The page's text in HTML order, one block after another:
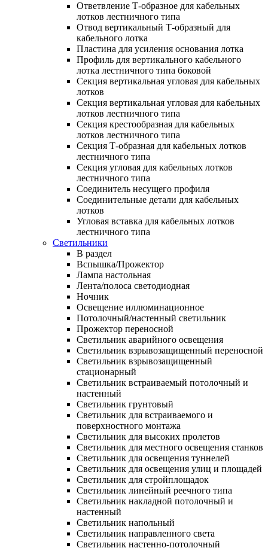
Ответвление Т-образное для кабельных
лотков лестничного типа
Отвод вертикальный Т-образный для
кабельного лотка
Пластина для усиления основания лотка
Профиль для вертикального кабельного
лотка лестничного типа боковой
Секция вертикальная угловая для кабельных
лотков
Секция вертикальная угловая для кабельных
лотков лестничного типа
Секция крестообразная для кабельных
лотков лестничного типа
Секция Т-образная для кабельных лотков
лестничного типа
Секция угловая для кабельных лотков
лестничного типа
Соединитель несущего профиля
Соединительные детали для кабельных
лотков
Угловая вставка для кабельных лотков
лестничного типа
Светильники
В раздел
Вспышка/Прожектор
Лампа настольная
Лента/полоса светодиодная
Ночник
Освещение иллюминационное
Потолочный/настенный светильник
Прожектор переносной
Светильник аварийного освещения
Светильник взрывозащищенный переносной
Светильник взрывозащищенный
стационарный
Светильник встраиваемый потолочный и
настенный
Светильник грунтовый
Светильник для встраиваемого и
поверхностного монтажа
Светильник для высоких пролетов
Светильник для местного освещения станков
Светильник для освещения туннелей
Светильник для освещения улиц и площадей
Светильник для стройплощадок
Светильник линейный реечного типа
Светильник накладной потолочный и
настенный
Светильник напольный
Светильник направленного света
Светильник настенно-потолочный